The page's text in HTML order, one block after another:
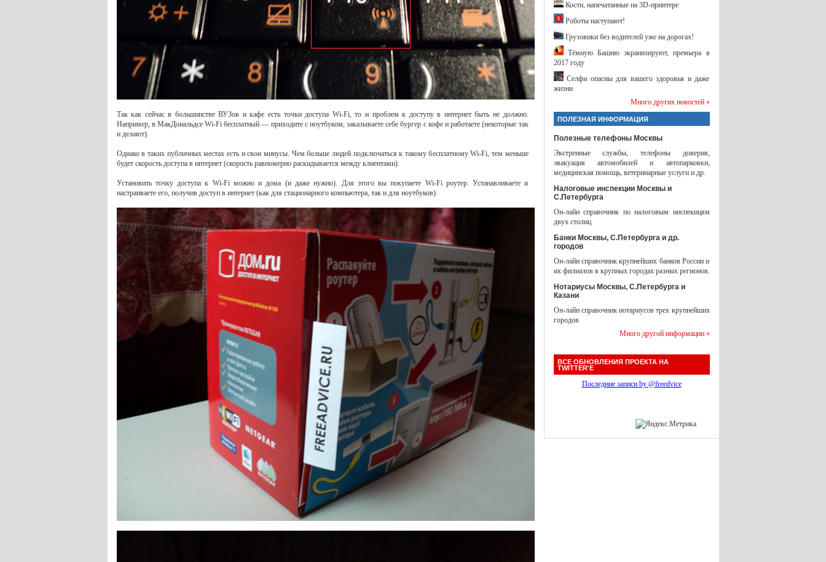
Так как сейчас в большинстве ВУЗов и кафе есть точки доступа Wi-Fi, то и проблем к доступу в интернет быть не должно.
Например, в МакДональдсе Wi-Fi бесплатный — приходите с ноутбуком, заказываете себе бургер с кофе и работаете (некоторые так
и делают).
Однако в таких публичных местах есть и свои минусы. Чем больше людей подключаться к такому бесплатному Wi-Fi, тем меньше
будет скорость доступа в интернет (скорость равномерно раскидывается между клиентами).
Установить точку доступа к Wi-Fi можно и дома (и даже нужно). Для этого вы покупаете Wi-Fi роутер. Устанавливаете и
настраиваете его, получив доступ в интернет (как для стационарного компьютера, так и для ноутбуков).
Кости, напечатанные на 3D-принтере
Роботы наступают!
Грузовики без водителей уже на дорогах!
Тёмную Башню экранизируют, премьера в
2017 году
Селфи опасны для вашего здоровья и даже
жизни
Много других новостей »
ПОЛЕЗНАЯ ИНФОРМАЦИЯ
Полезные телефоны Москвы
Экстренные службы, телефоны доверия,
эвакуация автомобилей и автопарковки,
медицинская помощь, ветеринарные услуги и др.
Налоговые инспекции Москвы и
С.Петербурга
Он-лайн справочник по налоговым инспекицям
двух столиц
Банки Москвы, С.Петербурга и др.
городов
Он-лайн справочник крупнейших банков России и
их филиалов в крупных городах разных регионов.
Нотариусы Москвы, С.Петербурга и
Казани
Он-лайн справочник нотариусов трех крупнейших
городов
Много другой информации »
ВСЕ ОБНОВЛЕНИЯ ПРОЕКТА НА
TWITTER'Е
Последние записи by @freedvice